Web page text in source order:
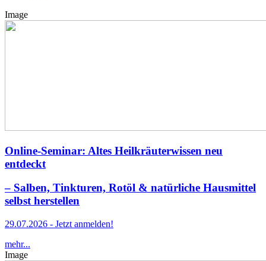
Image
Online-Seminar: Altes Heilkräuterwissen neu
entdeckt
– Salben, Tinkturen, Rotöl & natürliche Hausmittel
selbst herstellen
29.07.2026 - Jetzt anmelden!
mehr...
Image